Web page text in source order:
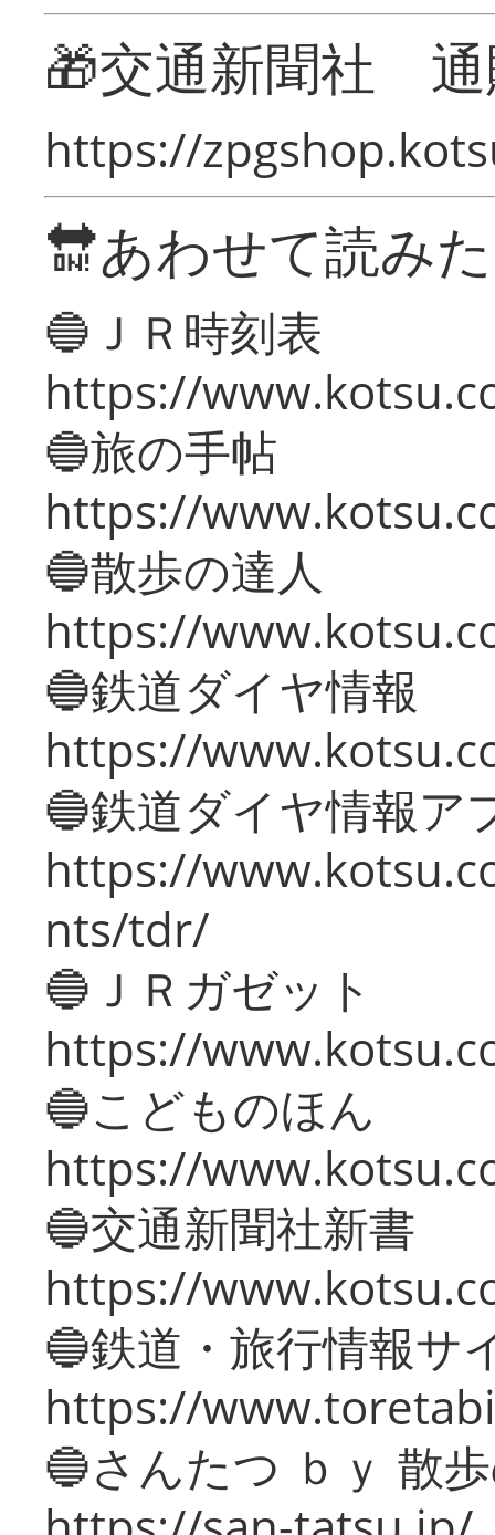
🎁交通新聞社
https://
🔛あわせて読み
🔵ＪＲ時刻表
https://
🔵旅の手帖
https://
🔵散歩の達人
https://
🔵鉄道ダイヤ情報
https://
🔵鉄道ダイヤ情報ア
https://
nts/tdr/
🔵ＪＲガゼット
https://
🔵こどものほん
https://
🔵交通新聞社新書
https://
🔵鉄道・旅行情報サ
https://
🔵さんたつ ｂｙ 散